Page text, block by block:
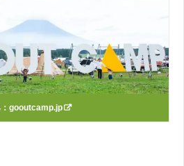
gooutcamp.jp